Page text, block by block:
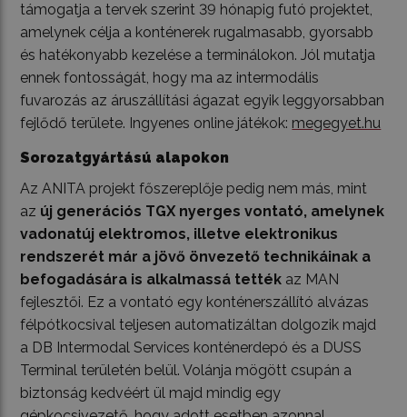
támogatja a tervek szerint 39 hónapig futó projektet,
amelynek célja a konténerek rugalmasabb, gyorsabb
és hatékonyabb kezelése a terminálokon. Jól mutatja
ennek fontosságát, hogy ma az intermodális
fuvarozás az áruszállítási ágazat egyik leggyorsabban
fejlődő területe. Ingyenes online játékok: megegyet.hu
Sorozatgyártású alapokon
Az ANITA projekt főszereplője pedig nem más, mint
az új generációs TGX nyerges vontató, amelynek
vadonatúj elektromos, illetve elektronikus
rendszerét már a jövő önvezető technikáinak a
befogadására is alkalmassá tették az MAN
fejlesztői. Ez a vontató egy konténerszállító alvázas
félpótkocsival teljesen automatizáltan dolgozik majd
a DB Intermodal Services konténerdepó és a DUSS
Terminal területén belül. Volánja mögött csupán a
biztonság kedvéért ül majd mindig egy